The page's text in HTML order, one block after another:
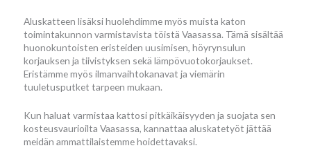
Aluskatteen lisäksi huolehdimme myös muista katon
toimintakunnon varmistavista töistä Vaasassa. Tämä sisältää
huonokuntoisten eristeiden uusimisen, höyrynsulun
korjauksen ja tiivistyksen sekä lämpövuotokorjaukset.
Eristämme myös ilmanvaihtokanavat ja viemärin
tuuletusputket tarpeen mukaan.
Kun haluat varmistaa kattosi pitkäikäisyyden ja suojata sen
kosteusvaurioilta Vaasassa, kannattaa aluskatetyöt jättää
meidän ammattilaistemme hoidettavaksi.